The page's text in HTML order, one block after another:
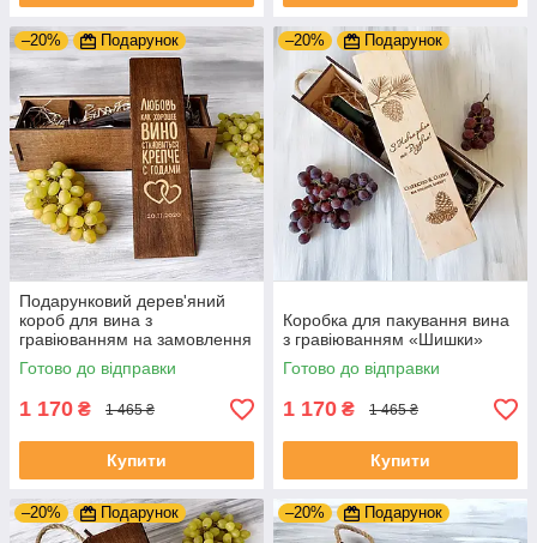
–20% Подарунок
Подарунковий дерев'яний
короб для вина з
гравіюванням на замовлення
Готово до відправки
1 170 ₴ 1 465 ₴
Купити
–20% Подарунок
Коробка для пакування вина
з гравіюванням «Шишки»
Готово до відправки
1 170 ₴ 1 465 ₴
Купити
–20% Подарунок –20% Подарунок